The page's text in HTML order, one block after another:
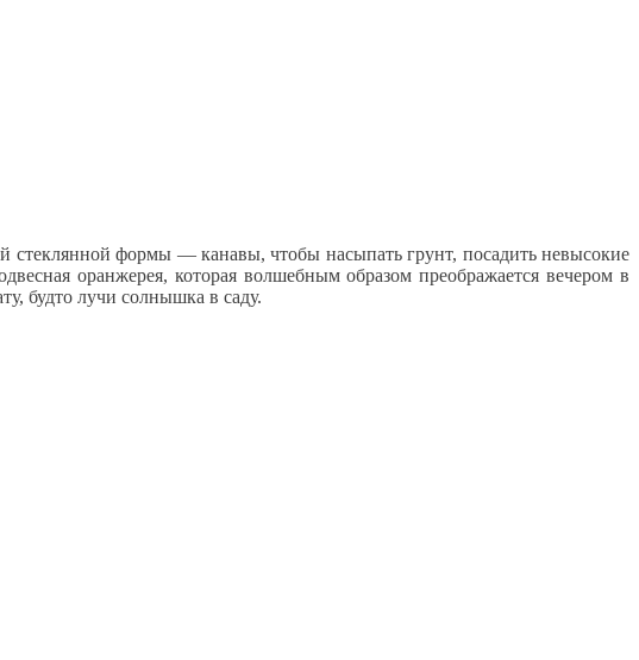
стеклянной формы — канавы, чтобы насыпать грунт, посадить невысокие
оранжерея, которая волшебным образом преображается вечером в
будто лучи солнышка в саду.